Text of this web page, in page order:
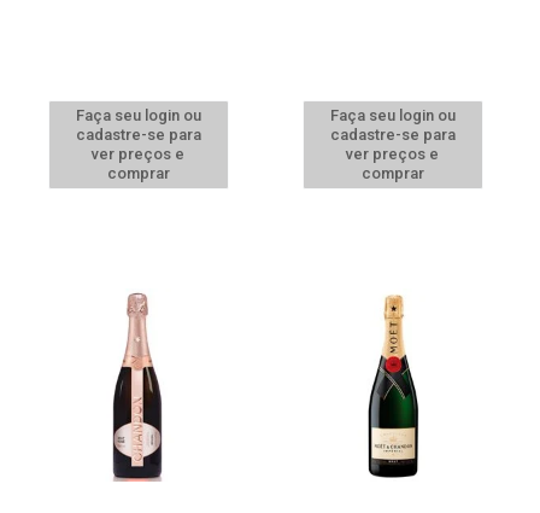
Faça seu login ou
cadastre-se para
ver preços e
comprar
Faça seu login ou
cadastre-se para
ver preços e
comprar